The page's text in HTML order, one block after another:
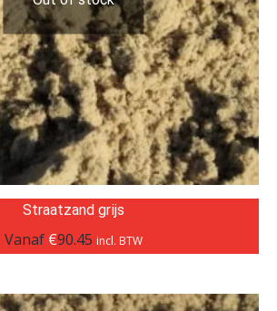
Straatzand grijs
Vanaf €90.45 incl. BTW